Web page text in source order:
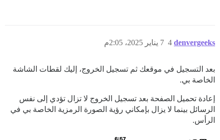
denvergeeks 7 يناير 2025، 2:05م 4
بعد التسجيل في موقعك ثم تسجيل الخروج، إليك لقطات الشاشة
الخاصة بي.
إعادة تحميل الصفحة بعد تسجيل الخروج لا تزال تؤدي إلى نفس
الرسائل بينما لا يزال بإمكاني رؤية الصورة الرمزية الخاصة بي في
الرأس.